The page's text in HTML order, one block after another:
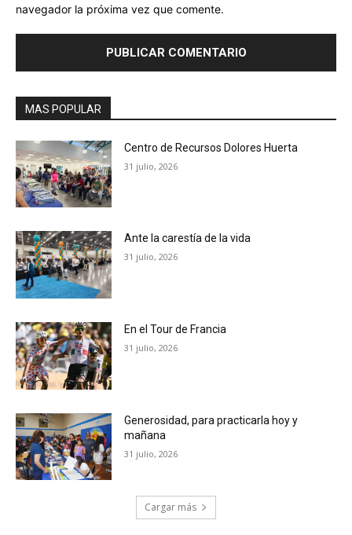
navegador la próxima vez que comente.
MAS POPULAR
Centro de Recursos Dolores Huerta
31 julio, 2026
Ante la carestía de la vida
31 julio, 2026
En el Tour de Francia
31 julio, 2026
Generosidad, para practicarla hoy y
mañana
31 julio, 2026
Cargar más